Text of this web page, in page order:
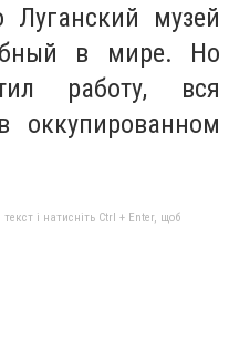
Луганский музей
в мире. Но
работу, вся
оккупированном
і натисніть Ctrl + Enter, щоб